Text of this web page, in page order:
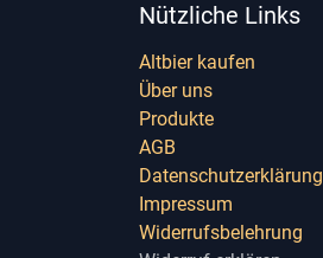
Nützliche Links
Altbier kaufen
Über uns
Produkte
AGB
Datenschutzerklärung
Impressum
Widerrufsbelehrung